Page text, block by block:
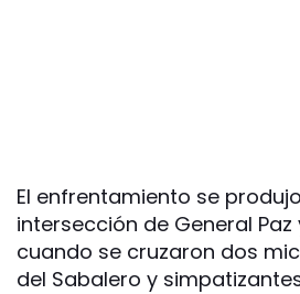
El enfrentamiento se
intersección de General Paz
cuando se cruzaron dos
del Sabalero y